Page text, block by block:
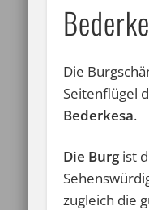
Die
Seitenflügel
Bederkesa.
Die Burgist
zugleich die